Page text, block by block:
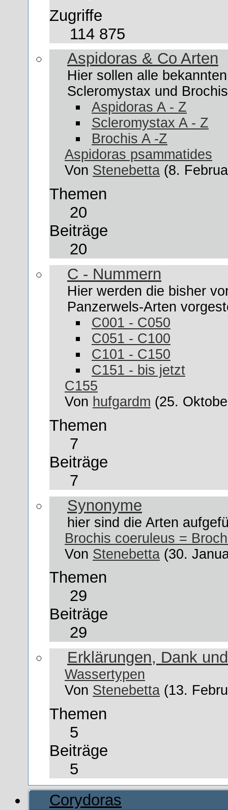
Zugriffe
114 875
Aspidoras & Co Arten
Hier sollen alle
Scleromystax und
Aspidoras A - Z
Scleromystax A - Z
Brochis A -Z
Aspidoras psammatides
Von Stenebetta (8.
Themen
20
Beiträge
20
C - Nummern
Hier werden die bisher
Panzerwels-Arten
C001 - C050
C051 - C100
C101 - C150
C151 - bis jetzt
C155
Von hufgardm (25.
Themen
7
Beiträge
7
Synonyme
hier sind die Arten
Brochis coeruleus =
Von Stenebetta (30.
Themen
29
Beiträge
29
Erklärungen, Dank
Wassertypen
Von Stenebetta (13.
Themen
5
Beiträge
5
Corydoras